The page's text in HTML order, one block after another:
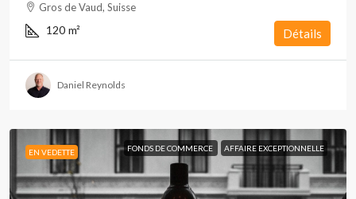
Gros de Vaud, Suisse
120 m² Détails
Daniel Reynolds
EN VEDETTE FONDS DE COMMERCE AFFAIRE EXCEPTIONNELLE